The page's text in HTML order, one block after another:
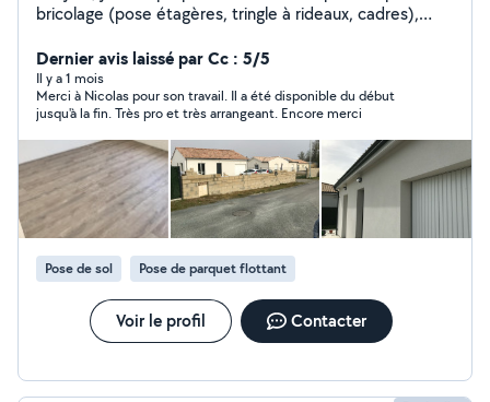
bricolage (pose étagères, tringle à rideaux, cadres),
moi pour la pause de votre cuisine et crédence ou de
votre parquet. N'hésitez pas à me contacter pour
m'expliquer votre projet ! Toujours avec le sourire et
dans la bonne humeur. Je vous remercie.
Dernier avis laissé par Cc : 5/5
Il y a 1 mois
Merci à Nicolas pour son travail. Il a été disponible du début
jusqu'à la fin. Très pro et très arrangeant. Encore merci
Pose de sol Pose de parquet flottant
Voir le profil Contacter